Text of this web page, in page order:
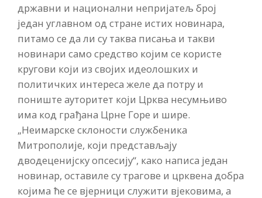
државни и национални непријатељ број
један углавном од стране истих новинара,
питамо се да ли су таква писања и такви
новинари само средство којим се користе
кругови који из својих идеолошких и
политичких интереса желе да потру и
пониште ауторитет који Црква несумњиво
има код грађана Црне Горе и шире.
„Неимарске склоности службеника
Митрополије, који представљају
дводеценијску опсесију“, како написа један
новинар, оставиле су трагове и црквена добра
којима ће се вјерници служити вјековима, а